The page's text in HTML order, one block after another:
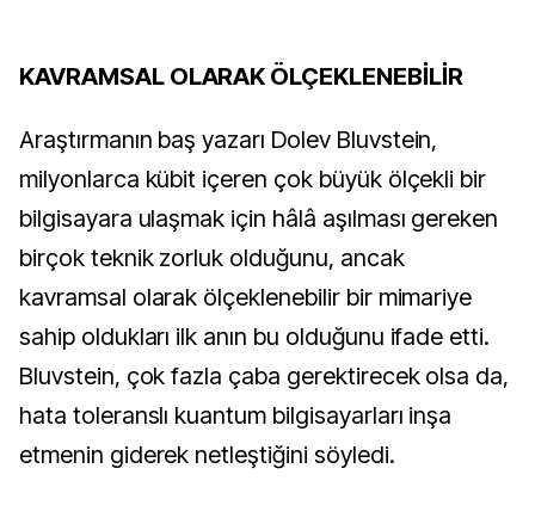
KAVRAMSAL OLARAK ÖLÇEKLENEBİLİR
Araştırmanın baş yazarı Dolev Bluvstein,
milyonlarca kübit içeren çok büyük ölçekli bir
bilgisayara ulaşmak için hâlâ aşılması gereken
birçok teknik zorluk olduğunu, ancak
kavramsal olarak ölçeklenebilir bir mimariye
sahip oldukları ilk anın bu olduğunu ifade etti.
Bluvstein, çok fazla çaba gerektirecek olsa da,
hata toleranslı kuantum bilgisayarları inşa
etmenin giderek netleştiğini söyledi.